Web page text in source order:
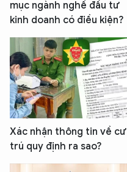
mục ngành nghề đầu tư
kinh doanh có điều kiện?
Xác nhận thông tin về cư
trú quy định ra sao?